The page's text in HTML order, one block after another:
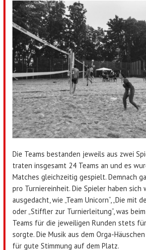
Die Teams bestanden jeweils aus zwei
traten insgesamt 24 Teams an und es
Matches gleichzeitig gespielt. Demnach
pro Turniereinheit. Die Spieler haben sich
ausgedacht, wie „Team Unicorn“, „Die mit
oder „Stiffler zur Turnierleitung“, was
Teams für die jeweiligen Runden stets
sorgte. Die Musik aus dem Orga-
für gute Stimmung auf dem Platz.